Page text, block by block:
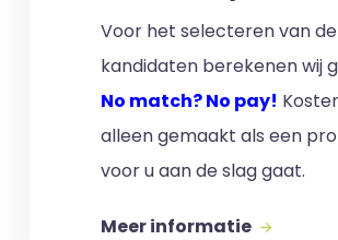
Voor het selecteren van
kandidaten berekenen wij
No match? No pay!
alleen gemaakt als een
voor u aan de slag gaat.
Meer informatie